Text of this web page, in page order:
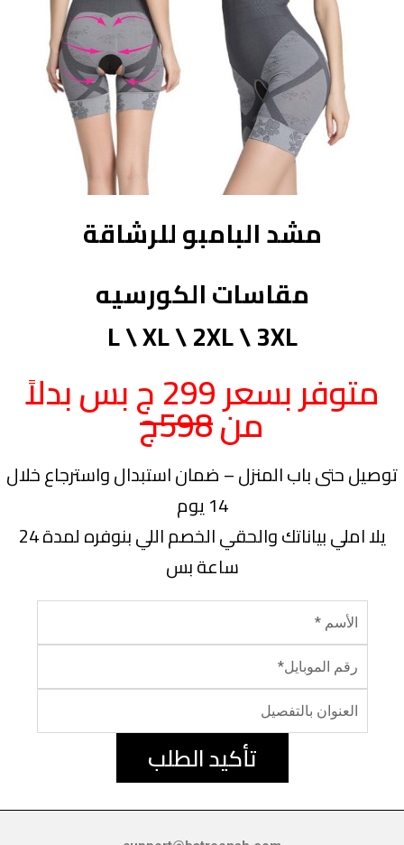
مشد البامبو للرشاقة
مقاسات الكورسيه
L \ XL \ 2XL \ 3XL
متوفر بسعر 299 ج بس بدلاً
من598ج
توصيل حتى باب المنزل – ضمان استبدال واسترجاع خلال
14 يوم
يلا املي بياناتك والحقي الخصم اللي بنوفره لمدة 24
ساعة بس
تأكيد الطلب